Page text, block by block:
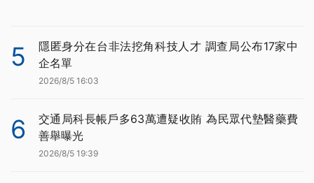
5
隱匿身分在台非法挖角科技人才 調查局公布17家中
企名單
2026/8/5 16:03
6
交通局科長帳戶多63萬遭疑收賄 為民眾代墊醫藥費
善舉曝光
2026/8/5 19:39